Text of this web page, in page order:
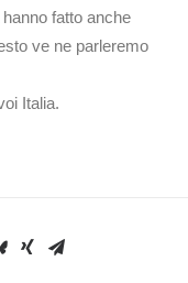
fatto anche
ve ne parleremo
a voi Italia.